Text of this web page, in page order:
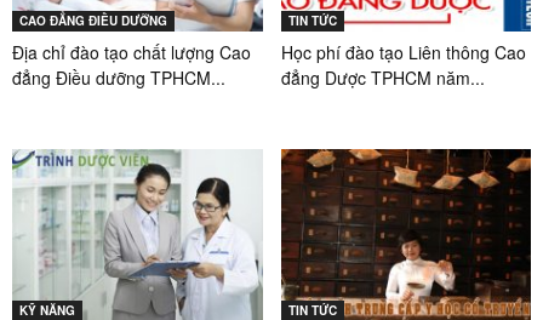
CAO ĐẲNG ĐIỀU DƯỠNG
Địa chỉ đào tạo chất lượng Cao
đẳng Điều dưỡng TPHCM...
TIN TỨC
Học phí đào tạo Liên thông Cao
đẳng Dược TPHCM năm...
KỸ NĂNG TIN TỨC